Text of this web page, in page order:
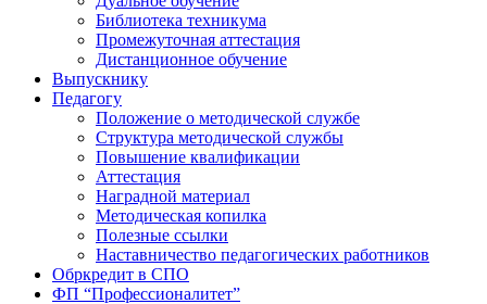
Библиотека техникума
Промежуточная аттестация
Дистанционное обучение
Выпускнику
Педагогу
Положение о методической службе
Структура методической службы
Повышение квалификации
Аттестация
Наградной материал
Методическая копилка
Полезные ссылки
Наставничество педагогических работников
Обркредит в СПО
ФП “Профессионалитет”